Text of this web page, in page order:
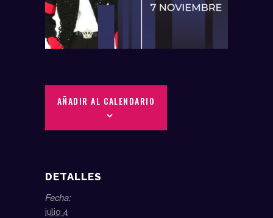
AÑADIR AL CALENDARIO
DETALLES
Fecha:
julio 4